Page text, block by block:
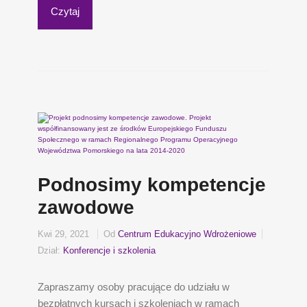
Czytaj
Podnosimy kompetencje
zawodowe
Kwi 29, 2021 OdCentrum Edukacyjno Wdrożeniowe
Dział: Konferencje i szkolenia
Zapraszamy osoby pracujące do udziału w
bezpłatnych kursach i szkoleniach w ramach